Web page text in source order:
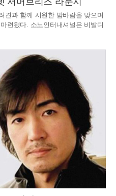
견과 함께 시원한 밤바람을 맞으며
련됐다. 소노인터내셔널은 비발디